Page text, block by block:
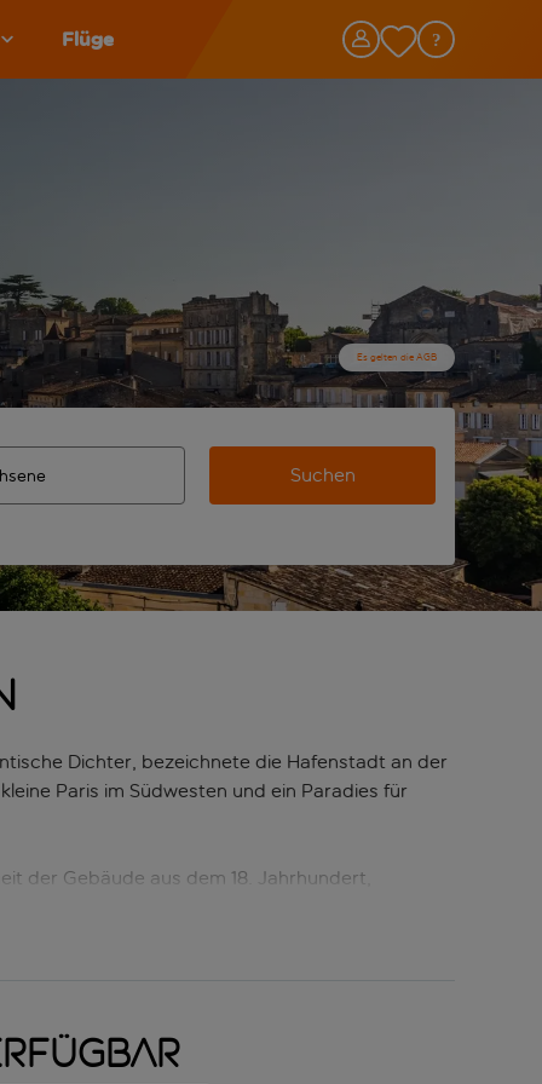
Flüge
Es gelten die AGB
Ergebnisse verfügbar sind, verwende die
Zielflughafen automatisch vervollständigte Ergebnisse
Suchen
Dichter, bezeichnete die Hafenstadt an der
Paris im Südwesten und ein Paradies für
der Gebäude aus dem 18. Jahrhundert,
interaktive Installation, die die kunstvollen